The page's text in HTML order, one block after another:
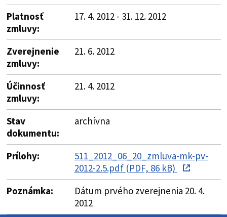
Platnosť
zmluvy:
17. 4. 2012 - 31. 12. 2012
Zverejnenie
zmluvy:
21. 6. 2012
Účinnosť
zmluvy:
21. 4. 2012
Stav
dokumentu:
archívna
Prílohy:
511_2012_06_20_zmluva-mk-pv-
2012-2.5.pdf (PDF, 86 kB)
Poznámka:
Dátum prvého zverejnenia 20. 4.
2012